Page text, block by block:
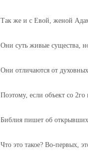
Так же и с Евой, женой
Они суть живые существа,
Они отличаются от
Поэтому, если объект со 2го
Библия пишет об
Что это такое? Во-первых,